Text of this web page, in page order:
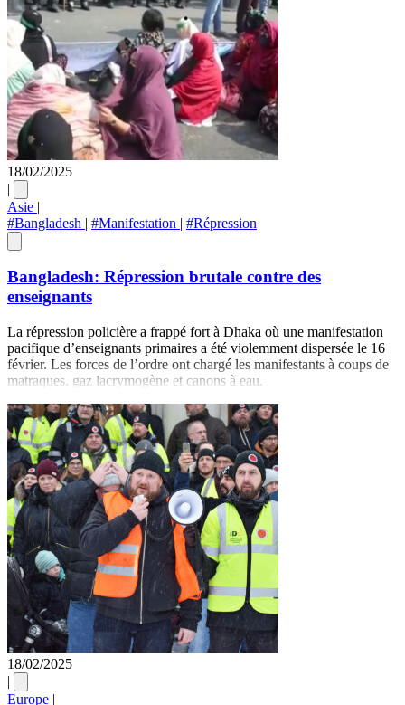
18/02/2025
|
Asie |
#Bangladesh | #Manifestation | #Répression
Bangladesh: Répression brutale contre des
enseignants
La répression policière a frappé fort à Dhaka où une manifestation
pacifique d’enseignants primaires a été violemment dispersée le 16
février. Les forces de l’ordre ont chargé les manifestants à coups de
matraques, gaz lacrymogène et canons à eau.
18/02/2025
|
Europe |